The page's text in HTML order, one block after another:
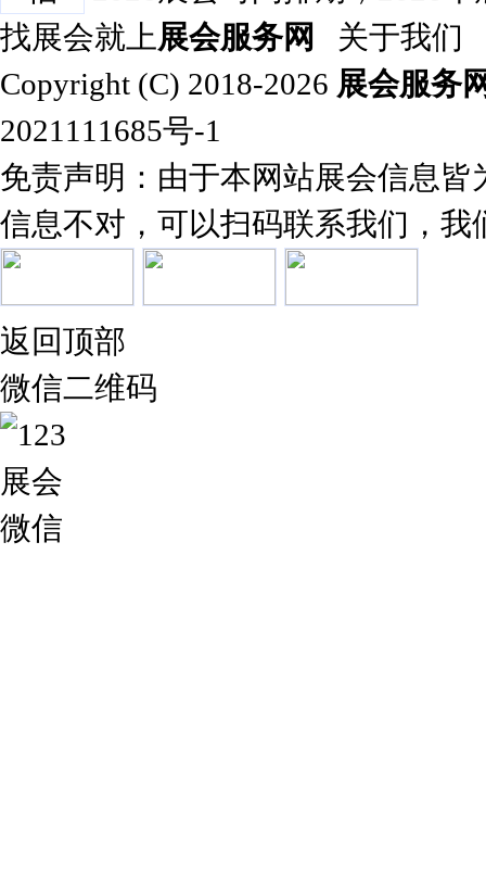
找展会就上展会服务网
关于我们
Copyright (C) 2018-2026 展会服务
2021111685号-1
免责声明：由于本网站展会信息
信息不对，可以扫码联系我们，
返回顶部
微信二维码